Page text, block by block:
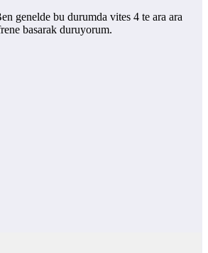
genelde bu durumda vites 4 te ara ara
basarak duruyorum.